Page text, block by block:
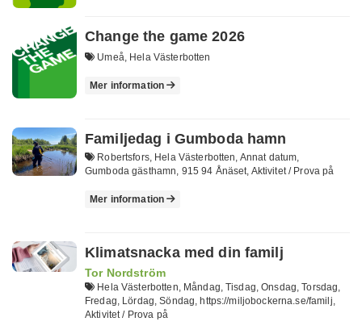
Change the game 2026
Umeå, Hela Västerbotten
Mer information
Familjedag i Gumboda hamn
Robertsfors, Hela Västerbotten, Annat datum,
Gumboda gästhamn, 915 94 Ånäset, Aktivitet / Prova på
Mer information
Klimatsnacka med din familj
Tor Nordström
Hela Västerbotten, Måndag, Tisdag, Onsdag, Torsdag,
Fredag, Lördag, Söndag, https://miljobockerna.se/familj,
Aktivitet / Prova på